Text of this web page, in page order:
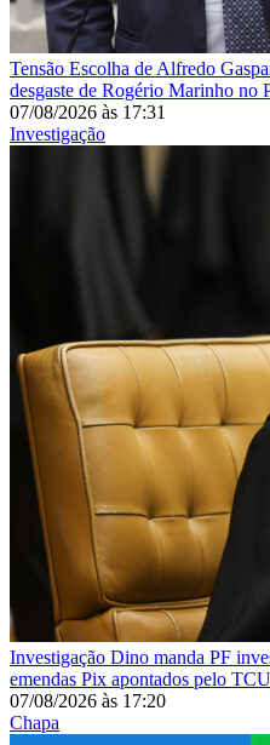
Tensão Escolha de Alfredo
desgaste de Rogério Marinho no
07/08/2026 às 17:31
Investigação
Investigação Dino manda PF
emendas Pix apontados pelo TCU
07/08/2026 às 17:20
Chapa